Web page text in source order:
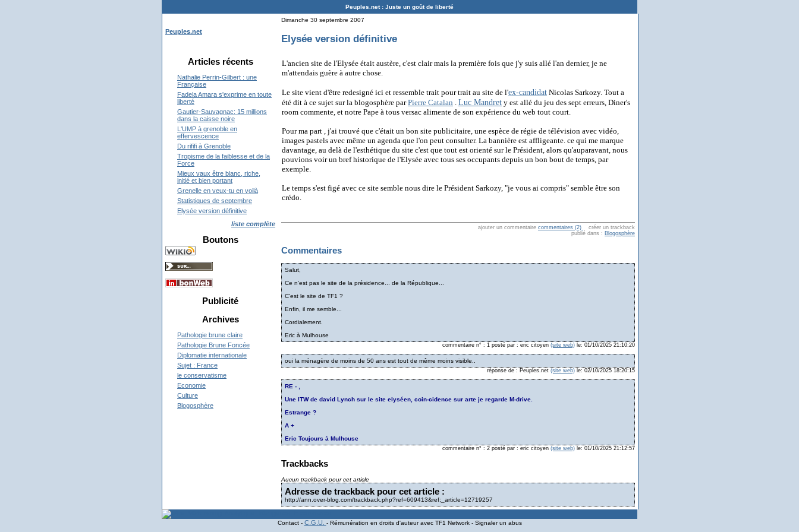
Peuples.net : Juste un goût de liberté
Peuples.net
Articles récents
Nathalie Perrin-Gilbert : une
Française
Fadela Amara s'exprime en toute
liberté
Gautier-Sauvagnac: 15 millions
dans la caisse noire
L'UMP à grenoble en
effervescence
Du rififi à Grenoble
Tropisme de la faiblesse et de la
Force
Mieux vaux être blanc, riche,
initié et bien portant
Grenelle en veux-tu en voilà
Statistiques de septembre
Elysée version définitive
liste complète
Boutons
Publicité
Archives
Pathologie brune claire
Pathologie Brune Foncée
Diplomatie internationale
Sujet : France
le conservatisme
Economie
Culture
Blogosphère
Dimanche 30 septembre 2007
Elysée version définitive
L'ancien site de l'Elysée était austère, c'est clair mais la première fois que j'y suis allé l'an dernier, je ne
m'attendais guère à autre chose.
Le site vient d'être redesigné ici et ressemble trait pour trait au site de l'ex-candidat Nicolas Sarkozy. Tout a
été dit à ce sujet sur la blogosphère par Pierre Catalan Luc Mandret y est allé du jeu des sept erreurs, Diner's
room commente, et notre Pape à tous versac alimente de son expérience du web tout court.
Pour ma part , j'ai trouvé que c'était un bon site publicitaire, une espèce de régie de télévision avec vidéo,
images pastels avec même un agenda que l'on peut consulter. La bannière est affligeante. ce qui me marque
davantage, au delà de l'esthétique du site c'est que tout est orienté sur le Président, alors qu'auparavant, nous
pouvions voir un bref historique de l'Elysée avec tous ses occupants depuis un bon bout de temps, par
exemple.
Le temps s'est figé avec ce site semble nous dire le Président Sarkozy, "je vous ai compris" semble être son
crédo.
ajouter un commentaire commentaires (2)
créer un trackback
publié dans : Blogosphère
Commentaires
Salut,
Ce n'est pas le site de la présidence... de la République...
C'est le site de TF1 ?
Enfin, il me semble...
Cordialement.
Eric à Mulhouse
commentaire n° : 1 posté par : eric citoyen (site web) le: 01/10/2025 21:10:20
oui la ménagère de moins de 50 ans est tout de même moins visible..
réponse de : Peuples.net (site web) le: 02/10/2025 18:20:15
RE - ,
Une ITW de david Lynch sur le site elyséen, coin-cidence sur arte je regarde M-drive.
Estrange ?
A +
Eric Toujours à Mulhouse
commentaire n° : 2 posté par : eric citoyen (site web) le: 01/10/2025 21:12:57
Trackbacks
Aucun trackback pour cet article
Adresse de trackback pour cet article :
http://ann.over-blog.com/trackback.php?ref=609413&ref;_article=12719257
Contact - C.G.U. - Rémunération en droits d'auteur avec TF1 Network - Signaler un abus